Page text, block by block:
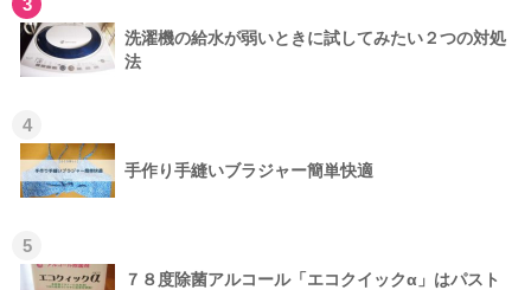
3
洗濯機の給水が弱いときに試してみたい２つの対処
法
4
手作り手縫いブラジャー簡単快適
5
７８度除菌アルコール「エコクイックα」はパスト